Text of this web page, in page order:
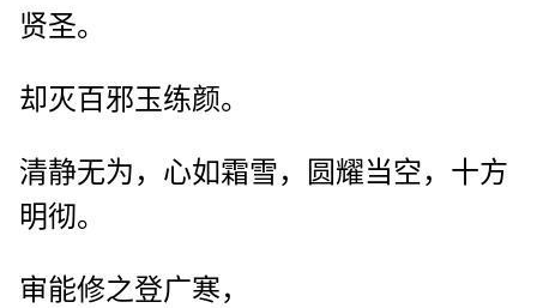
贤圣。
却灭百邪玉练颜。
清静无为，心如霜雪，圆耀当空，十方
明彻。
审能修之登广寒，